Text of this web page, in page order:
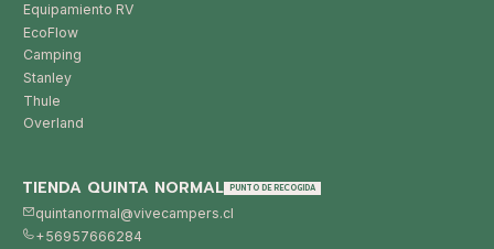
Equipamiento RV
EcoFlow
Camping
Stanley
Thule
Overland
TIENDA QUINTA NORMAL PUNTO DE RECOGIDA
quintanormal@vivecampers.cl
+56957666284